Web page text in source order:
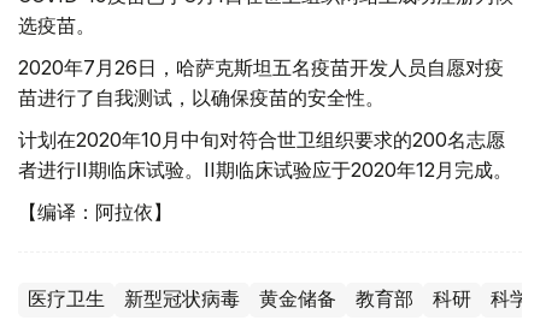
选疫苗。
2020年7月26日，哈萨克斯坦五名疫苗开发人员自愿对疫
苗进行了自我测试，以确保疫苗的安全性。
计划在2020年10月中旬对符合世卫组织要求的200名志愿
者进行II期临床试验。II期临床试验应于2020年12月完成。
【编译：阿拉依】
医疗卫生 新型冠状病毒 黄金储备 教育部 科研 科学